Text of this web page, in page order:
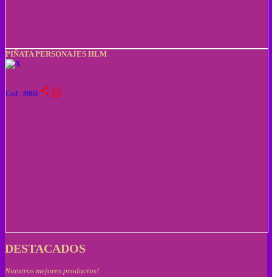
PIÑATA PERSONAJES HLM
Cod : 8960 share
DESTACADOS
Nuestros mejores productos!